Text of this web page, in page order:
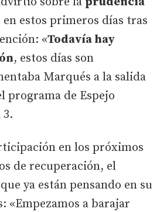
en estos primeros días tras
«Todavía hay
, estos días son
Marqués a la salida
programa de Espejo
en los próximos
de recuperación, el
ya están pensando en su
«Empezamos a barajar